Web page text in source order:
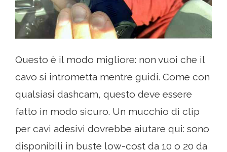
Questo è il modo migliore: non vuoi che il
cavo si intrometta mentre guidi. Come con
qualsiasi dashcam, questo deve essere
fatto in modo sicuro. Un mucchio di clip
per cavi adesivi dovrebbe aiutare qui: sono
disponibili in buste low-cost da 10 o 20 da